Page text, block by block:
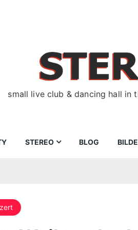
small live club & dancing hall in
STEREO BLOG